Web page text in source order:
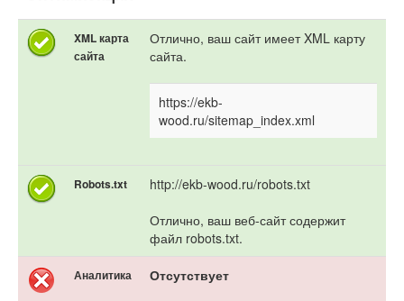
XML карта
сайта
Отлично, ваш сайт имеет XML карту
сайта.
https://ekb-
wood.ru/sitemap_index.xml
Robots.txt
http://ekb-wood.ru/robots.txt
Отлично, ваш веб-сайт содержит
файл robots.txt.
Аналитика
Отсутствует